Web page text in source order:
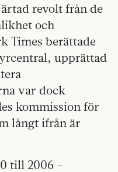
revolt från de
och
Times berättade
upprättad
var dock
kommission för
långt ifrån är
till 2006 –